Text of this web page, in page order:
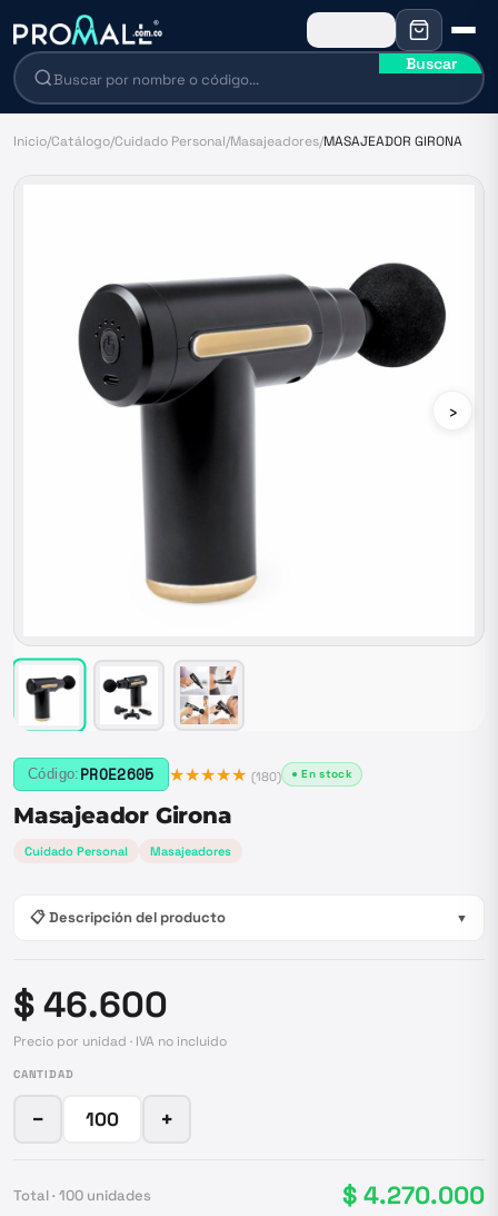
Buscar
Inicio/Catálogo/Cuidado Personal/Masajeadores/MASAJEADOR GIRONA
›
Código: PROE2605 ★★★★★ (180) ● En stock
Masajeador Girona
Cuidado Personal Masajeadores
📋 Descripción del producto ▼
$ 46.600
Precio por unidad · IVA no incluido
CANTIDAD
− +
Total · 100 unidades $ 4.270.000